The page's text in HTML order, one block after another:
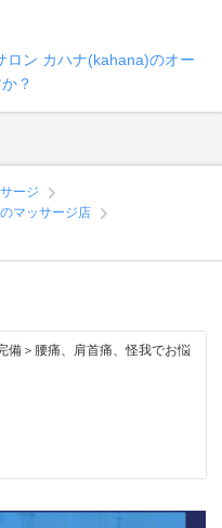
ロン カハナ(kahana)のオー
？
ージ
マッサージ店
備＞腰痛、肩首痛、怪我でお悩